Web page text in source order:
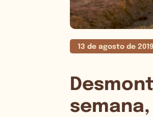
13 de agosto de 2019